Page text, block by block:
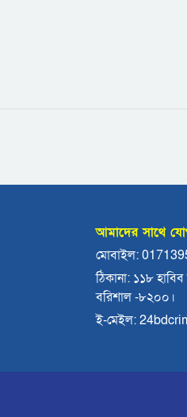
আমাদের সাথে
মোবাইল:
ঠিকানা: ১১৮
বরিশাল -৮২০০।
ই-মেইল: